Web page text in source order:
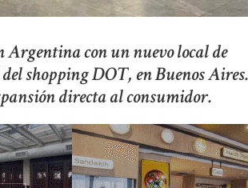
Argentina con un nuevo local de
shopping DOT, en Buenos
directa al consumidor.